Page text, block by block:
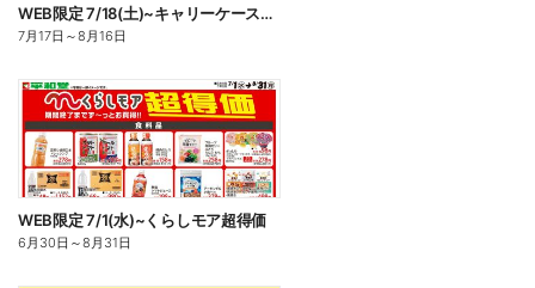
WEB限定 7/18(土)~キャリーケース買い替え下取りセール
7月17日 ～8月16日
WEB限定 7/1(水)~くらしモア超得価
6月30日 ～8月31日